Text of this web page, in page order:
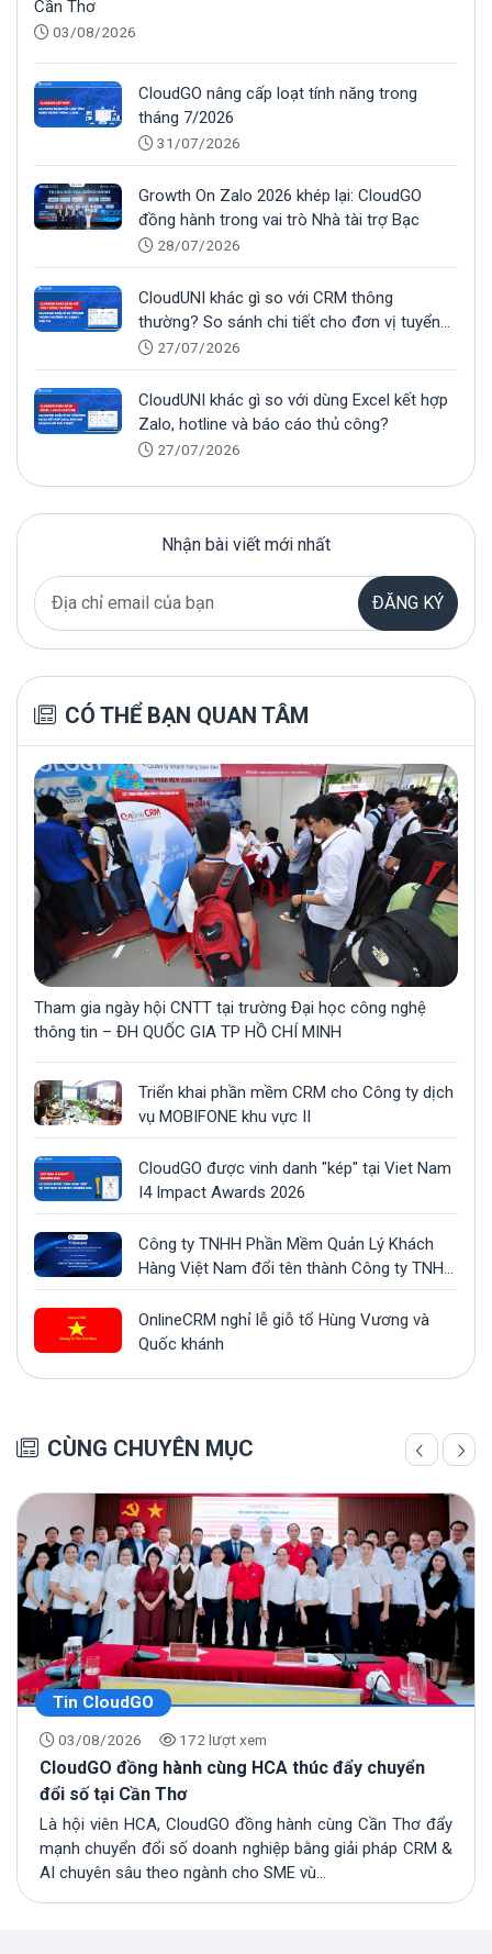
Cần Thơ
03/08/2026
CloudGO nâng cấp loạt tính năng trong
tháng 7/2026
31/07/2026
Growth On Zalo 2026 khép lại: CloudGO
đồng hành trong vai trò Nhà tài trợ Bạc
28/07/2026
CloudUNI khác gì so với CRM thông
thường? So sánh chi tiết cho đơn vị tuyển
sinh27/07/2026
CloudUNI khác gì so với dùng Excel kết hợp
Zalo, hotline và báo cáo thủ công?
27/07/2026
Nhận bài viết mới nhất
ĐĂNG KÝ
CÓ THỂ BẠN QUAN TÂM
Tham gia ngày hội CNTT tại trường Đại học công nghệ
thông tin – ĐH QUỐC GIA TP HỒ CHÍ MINH
Triển khai phần mềm CRM cho Công ty dịch
vụ MOBIFONE khu vực II
CloudGO được vinh danh "kép" tại Viet Nam
I4 Impact Awards 2026
Công ty TNHH Phần Mềm Quản Lý Khách
Hàng Việt Nam đổi tên thành Công ty TNHH
OnlineCRM nghỉ lễ giỗ tổ Hùng Vương và
Quốc khánh
CÙNG CHUYÊN MỤC
Tin CloudGO
03/08/2026 172 lượt xem
CloudGO đồng hành cùng HCA thúc đẩy chuyển
đổi số tại Cần Thơ
Là hội viên HCA, CloudGO đồng hành cùng Cần Thơ đẩy
mạnh chuyển đổi số doanh nghiệp bằng giải pháp CRM &
AI chuyên sâu theo ngành cho SME vù...